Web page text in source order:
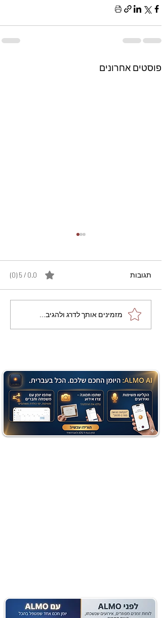
פוסטים אחרונים
מתכון מנצח עוגת מייפל
שוקולד בחושה וקלה - זיוה
תגובות 0.0 / 5 ‏(0)
מזמינים אותך לדרג ולהגיב...